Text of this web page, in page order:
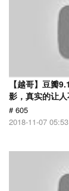
【越哥】豆瓣
影，真实的让人
# 605
2018-11-07 05:53